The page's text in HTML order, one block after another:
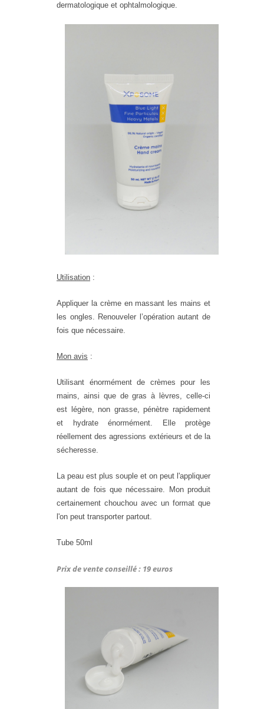
dermatologique et ophtalmologique.
Utilisation :
Appliquer la crème en massant les mains et
les ongles. Renouveler l’opération autant de
fois que nécessaire.
Mon avis :
Utilisant énormément de crèmes pour les
mains, ainsi que de gras à lèvres, celle-ci
est légère, non grasse, pénètre rapidement
et hydrate énormément. Elle protège
réellement des agressions extérieurs et de la
sécheresse.
La peau est plus souple et on peut l'appliquer
autant de fois que nécessaire. Mon produit
certainement chouchou avec un format que
l'on peut transporter partout.
Tube 50ml
Prix de vente conseillé : 19 euros